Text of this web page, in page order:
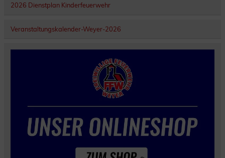
2026 Dienstplan Kinderfeuerwehr
Veranstaltungskalender-Weyer-2026